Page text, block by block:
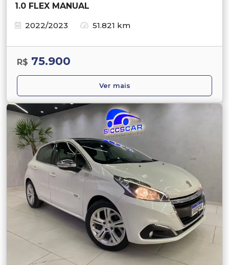
1.0 FLEX MANUAL
2022/2023
51.821 km
R$ 75.900
Ver mais